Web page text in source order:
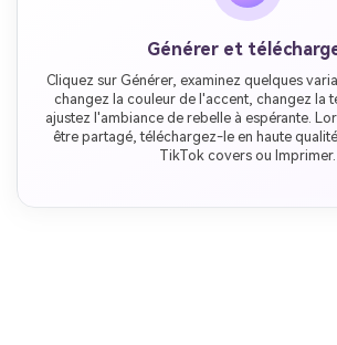
Générer et
Cliquez sur Générer, examinez quelques
changez la couleur de l'accent, changez la
ajustez l'ambiance de rebelle à espérante.
être partagé, téléchargez-le en haute
TikTok covers ou Imprimer.